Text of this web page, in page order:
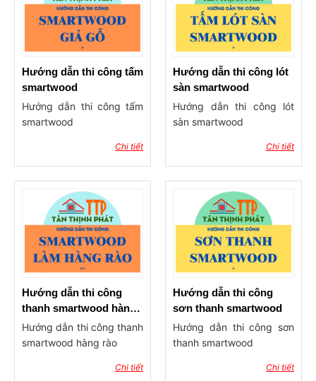
Hướng dẫn thi công tấm
smartwood
Hướng dẫn thi công tấm
smartwood
Chi tiết
Hướng dẫn thi công lót
sàn smartwood
Hướng dẫn thi công lót
sàn smartwood
Chi tiết
Hướng dẫn thi công
thanh smartwood hàng
rào
Hướng dẫn thi công thanh
smartwood hàng rào
Chi tiết
Hướng dẫn thi công
sơn thanh smartwood
Hướng dẫn thi công sơn
thanh smartwood
Chi tiết